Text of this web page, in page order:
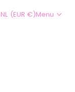
NL (EUR €)Menu